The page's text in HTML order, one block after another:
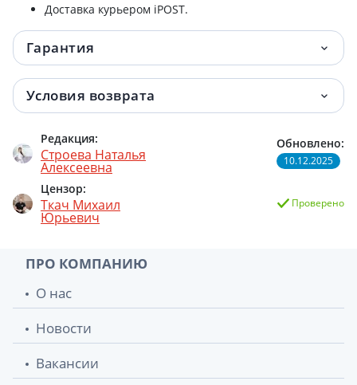
Доставка курьером iPOST.
Гарантия
Условия возврата
Редакция:
Строева Наталья
Алексеевна
Цензор:
Ткач Михаил
Юрьевич
Обновлено:
10.12.2025
Проверено
ПРО КОМПАНИЮ
О нас
Новости
Вакансии